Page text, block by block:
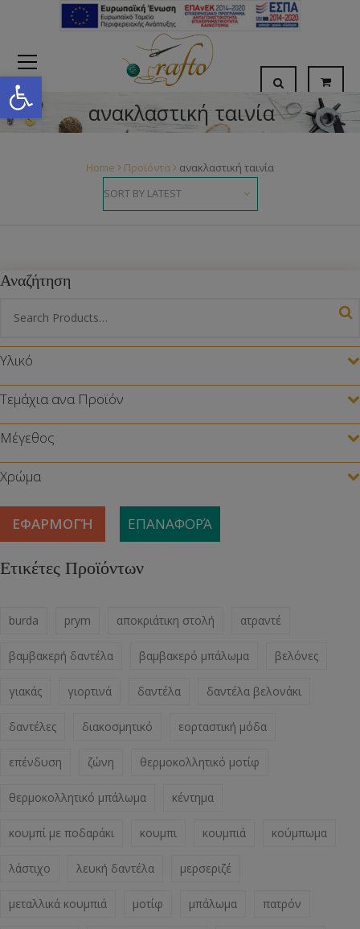
Open toolbar
ανακλαστική ταινία
Home Προϊόντα ανακλαστική ταινία
Αναζήτηση
Υλικό
Τεμάχια ανα Προϊόν
Μέγεθος
Χρώμα
ΕΦΑΡΜΟΓΉ ΕΠΑΝΑΦΟΡΆ
Ετικέτες Προϊόντων
burda prym αποκριάτικη στολή ατραντέ
βαμβακερή δαντέλα βαμβακερό μπάλωμα βελόνες
γιακάς γιορτινά δαντέλα δαντέλα βελονάκι
δαντέλες διακοσμητικό εορταστική μόδα
επένδυση ζώνη θερμοκολλητικό μοτίφ
θερμοκολλητικό μπάλωμα κέντημα
κουμπί με ποδαράκι κουμπι κουμπιά κούμπωμα
λάστιχο λευκή δαντέλα μερσεριζέ
μεταλλικά κουμπιά μοτίφ μπάλωμα πατρόν